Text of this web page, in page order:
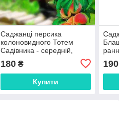
Саджанці персика
колоновидного Тотем
Садівника - середній,
великоплідний, солодкий
180₴
Купити
190